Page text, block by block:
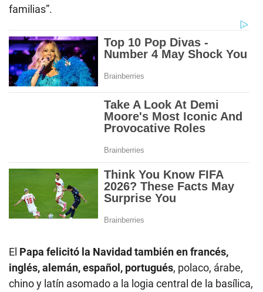
familias”.
El Papa felicitó la Navidad también en francés,
inglés, alemán, español, portugués, polaco, árabe,
chino y latín asomado a la logia central de la basílica,